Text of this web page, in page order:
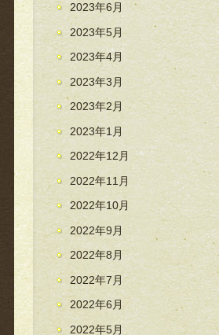
2023年6月
2023年5月
2023年4月
2023年3月
2023年2月
2023年1月
2022年12月
2022年11月
2022年10月
2022年9月
2022年8月
2022年7月
2022年6月
2022年5月